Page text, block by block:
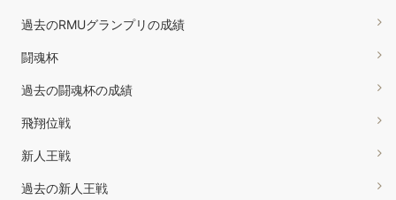
過去のRMUグランプリの成績
闘魂杯
過去の闘魂杯の成績
飛翔位戦
新人王戦
過去の新人王戦